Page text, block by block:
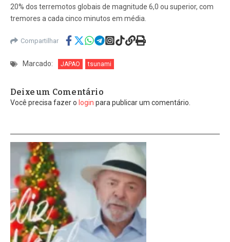
20% dos terremotos globais de magnitude 6,0 ou superior, com
tremores a cada cinco minutos em média.
Compartilhar
Marcado: JAPAO tsunami
Deixe um Comentário
Você precisa fazer o login para publicar um comentário.